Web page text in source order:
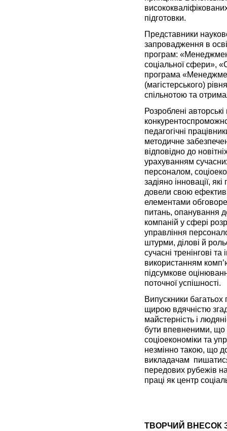
підготовки.
Представники
запровадження в
програм:
соціальної сфери»,
програма
(магістерського)
спільнотою та
Розроблені
педагогічні
методичне
відповідно до
урахуванням
персоналом,
задіяно інновації,
довели свою
елементами
питань, опанування
компаній у сфері
управління
штурми, ділові й
сучасні тренінгові та
використанням
підсумкове
поточної успішності.
Випускники
щирою вдячністю
майстерність і
бути впевненими, що
соціоекономіки та
незмінно такою, що
викладачам
передових рубежів
праці як центр
ТВОРЧИЙ ВНЕСОК